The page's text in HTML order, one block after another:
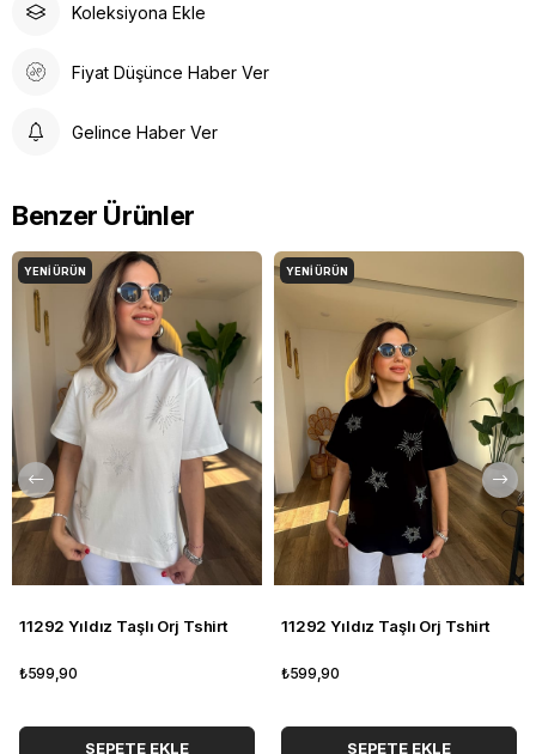
Koleksiyona Ekle
Fiyat Düşünce Haber Ver
Gelince Haber Ver
Benzer Ürünler
11292 Yıldız Taşlı Orj Tshirt
₺599,90
SEPETE EKLE
YENI ÜRÜN
11292 Yıldız Taşlı Orj Tshirt
₺599,90
SEPETE EKLE
YENI ÜRÜN